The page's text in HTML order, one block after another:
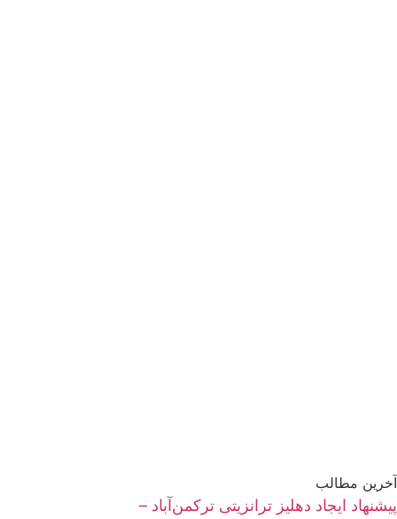
آخرین مطالب
پیشنهاد ایجاد دهلیز ترانزیتی ترکمن‌آباد –